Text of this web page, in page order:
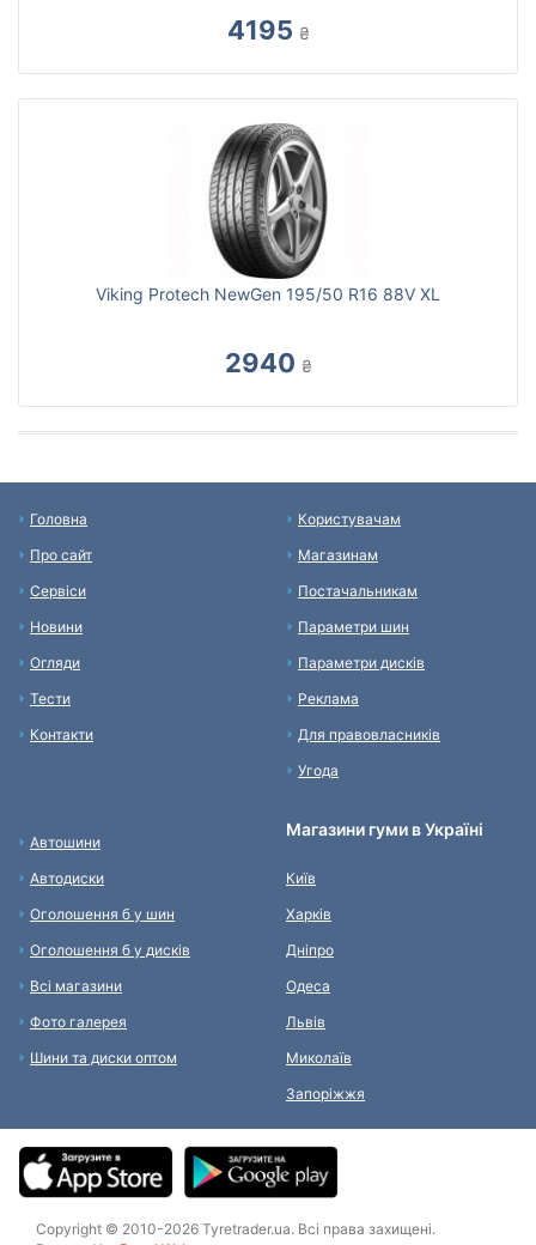
4195 ₴
Viking Protech NewGen 195/50 R16 88V XL
2940 ₴
Головна
Про сайт
Сервіси
Новини
Огляди
Тести
Контакти
Користувачам
Магазинам
Постачальникам
Параметри шин
Параметри дисків
Реклама
Для правовласників
Угода
Автошини
Автодиски
Оголошення б у шин
Оголошення б у дисків
Всі магазини
Фото галерея
Шини та диски оптом
Магазини гуми в Україні
Київ
Харків
Дніпро
Одеса
Львів
Миколаїв
Запоріжжя
Copyright © 2010-2026 Tyretrader.ua. Всі права захищені.